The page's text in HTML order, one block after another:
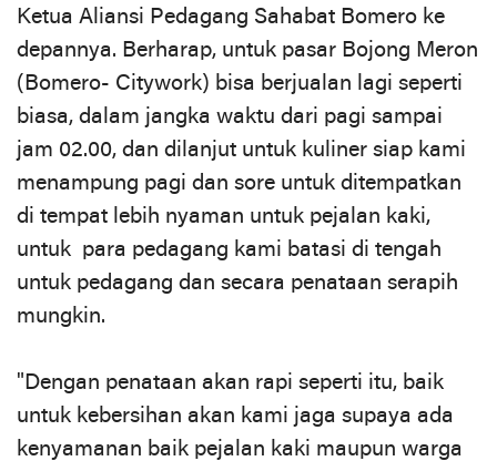
Ketua Aliansi Pedagang Sahabat Bomero ke
depannya. Berharap, untuk pasar Bojong Meron
(Bomero- Citywork) bisa berjualan lagi seperti
biasa, dalam jangka waktu dari pagi sampai
jam 02.00, dan dilanjut untuk kuliner siap kami
menampung pagi dan sore untuk ditempatkan
di tempat lebih nyaman untuk pejalan kaki,
untuk para pedagang kami batasi di tengah
untuk pedagang dan secara penataan serapih
mungkin.
"Dengan penataan akan rapi seperti itu, baik
untuk kebersihan akan kami jaga supaya ada
kenyamanan baik pejalan kaki maupun warga